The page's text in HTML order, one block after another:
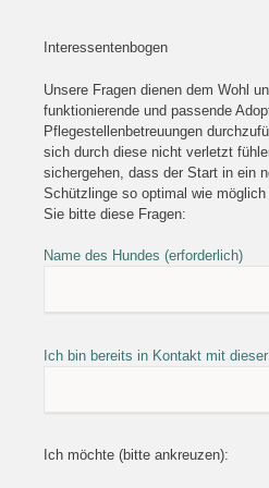
Interessentenbogen
Unsere Fragen dienen dem Wohl
funktionierende und passende
Pflegestellenbetreuungen
sich durch diese nicht verletzt
sichergehen, dass der Start in ein
Schützlinge so optimal wie
Sie bitte diese Fragen:
Name des Hundes (erforderlich)
Ich bin bereits in Kontakt mit
Ich möchte (bitte ankreuzen):